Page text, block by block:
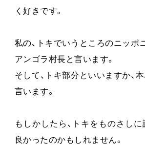
く好きです。
私の、トキでいうところのニッポ
アンゴラ村長と言います。
そして、トキ部分といいますか、
言います。
もしかしたら、トキをものさし
良かったのかもしれません。